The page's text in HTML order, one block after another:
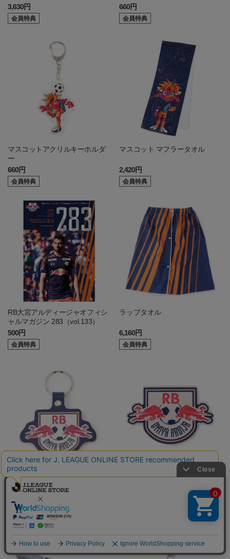
3,630円
会員特典
660円
会員特典
マスコットアクリルキーホルダ
ー
660円
会員特典
マスコット マフラータオル
2,420円
会員特典
RB大宮アルディージャオフィシ
ャルマガジン 283（vol.133）
500円
会員特典
ラップタオル
6,160円
会員特典
本革製エンブレムキーホルダー
会員特典
アクリルスマホグリップ(エンブ